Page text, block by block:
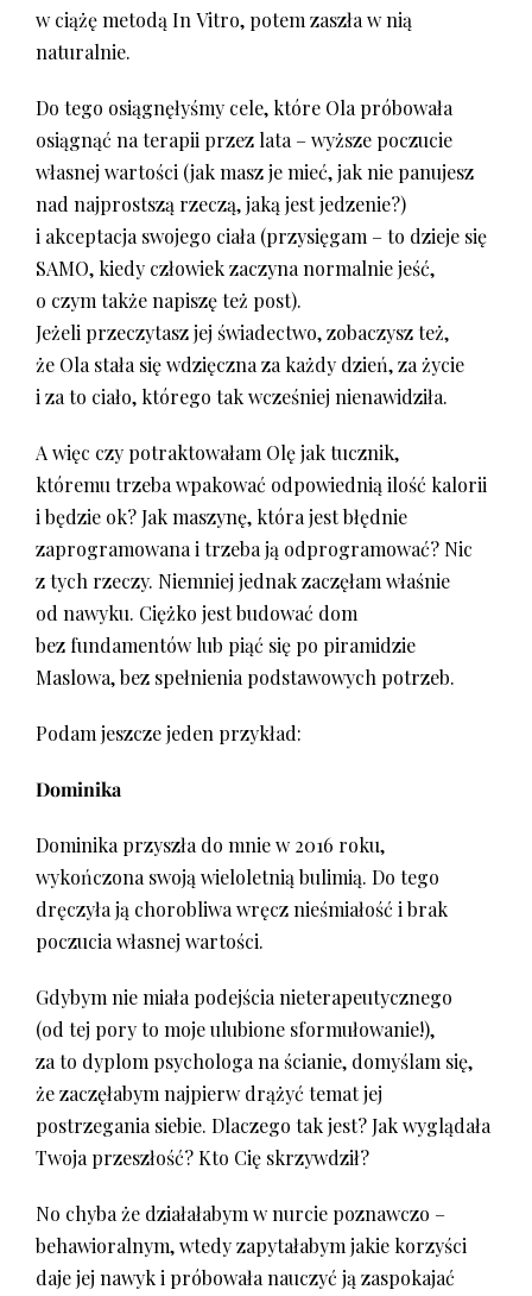
w ciążę metodą In Vitro, potem zaszła w nią
naturalnie.
Do tego osiągnęłyśmy cele, które Ola próbowała
osiągnąć na terapii przez lata – wyższe poczucie
własnej wartości (jak masz je mieć, jak nie panujesz
nad najprostszą rzeczą, jaką jest jedzenie?)
i akceptacja swojego ciała (przysięgam – to dzieje się
SAMO, kiedy człowiek zaczyna normalnie jeść,
o czym także napiszę też post).
Jeżeli przeczytasz jej świadectwo, zobaczysz też,
że Ola stała się wdzięczna za każdy dzień, za życie
i za to ciało, którego tak wcześniej nienawidziła.
A więc czy potraktowałam Olę jak tucznik,
któremu trzeba wpakować odpowiednią ilość kalorii
i będzie ok? Jak maszynę, która jest błędnie
zaprogramowana i trzeba ją odprogramować? Nic
z tych rzeczy. Niemniej jednak zaczęłam właśnie
od nawyku. Ciężko jest budować dom
bez fundamentów lub piąć się po piramidzie
Maslowa, bez spełnienia podstawowych potrzeb.
Podam jeszcze jeden przykład:
Dominika
Dominika przyszła do mnie w 2016 roku,
wykończona swoją wieloletnią bulimią. Do tego
dręczyła ją chorobliwa wręcz nieśmiałość i brak
poczucia własnej wartości.
Gdybym nie miała podejścia nieterapeutycznego
(od tej pory to moje ulubione sformułowanie!),
za to dyplom psychologa na ścianie, domyślam się,
że zaczęłabym najpierw drążyć temat jej
postrzegania siebie. Dlaczego tak jest? Jak wyglądała
Twoja przeszłość? Kto Cię skrzywdził?
No chyba że działałabym w nurcie poznawczo –
behawioralnym, wtedy zapytałabym jakie korzyści
daje jej nawyk i próbowała nauczyć ją zaspokajać